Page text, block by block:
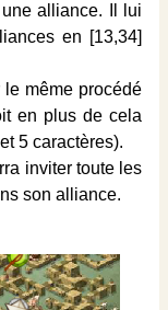
alliance. Il lui
en [13,34]
même procédé
en plus de cela
5 caractères).
inviter toute les
son alliance.